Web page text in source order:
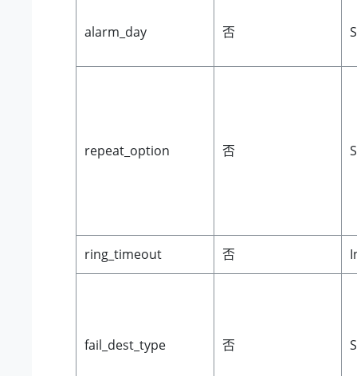
alarm_day 否
repeat_option 否
ring_timeout 否
fail_dest_type 否